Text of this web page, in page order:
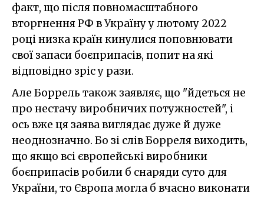
факт, що після повномасштабного
вторгнення РФ в Україну у лютому 2022
році низка країн кинулися поповнювати
свої запаси боєприпасів, попит на які
відповідно зріс у рази.
Але Боррель також заявляє, що "йдеться не
про нестачу виробничих потужностей", і
ось вже ця заява виглядає дуже й дуже
неоднозначно. Бо зі слів Борреля виходить,
що якщо всі європейські виробники
боєприпасів робили б снаряди суто для
України, то Європа могла б вчасно виконати